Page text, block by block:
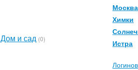
Дом и сад (0)
Москва
Химки
Истра